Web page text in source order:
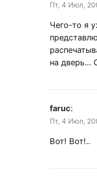
Пт, 4 Июл,
Чего-то я
на дверь…
faruc:
Пт, 4 Июл,
Вот! Вот!..